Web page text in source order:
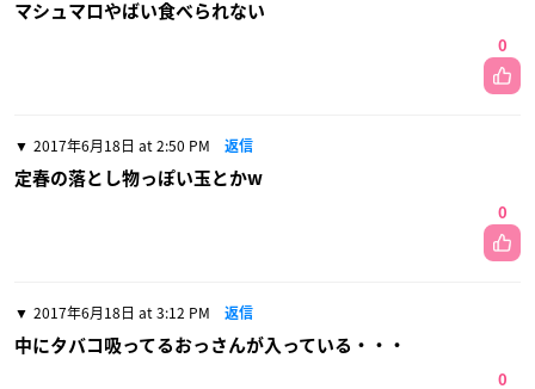
マシュマロやばい食べられない
0
2017年6月18日 at 2:50 PM 返信
定春の落とし物っぽい玉とかw
0
2017年6月18日 at 3:12 PM 返信
中にタバコ吸ってるおっさんが入っている・・・
0